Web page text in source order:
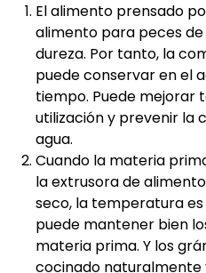
El alimento prensado
alimento para peces
dureza. Por tanto, la
puede conservar en el
tiempo. Puede mejorar
utilización y prevenir la
agua.
Cuando la materia
la extrusora de
seco, la temperatura
puede mantener bien
materia prima. Y los
cocinado naturalmente